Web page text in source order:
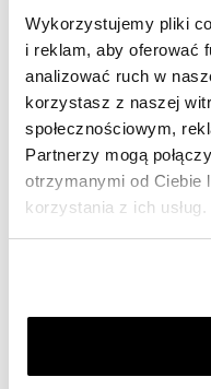
Wykorzystujemy pliki
i reklam, aby oferować
analizować ruch w
korzystasz z naszej
społecznościowym,
Partnerzy mogą
otrzymanymi od Ciebie
korzystania z ich usług.
przez nas plików
Zawieszka z żółtego złota z